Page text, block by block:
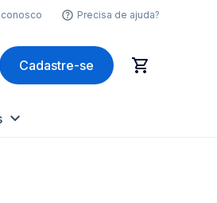
conosco Precisa de ajuda?
Cadastre-se